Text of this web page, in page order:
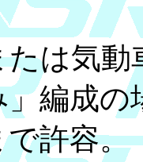
たは気
編成の
で許容。